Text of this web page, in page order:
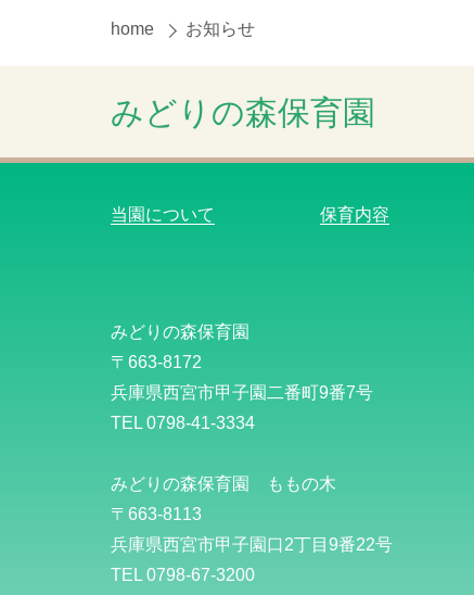
home お知らせ
みどりの森保育園
当園について 保育内容
みどりの森保育園
〒663-8172
兵庫県西宮市甲子園二番町9番7号
TEL 0798-41-3334
みどりの森保育園 ももの木
〒663-8113
兵庫県西宮市甲子園口2丁目9番22号
TEL 0798-67-3200